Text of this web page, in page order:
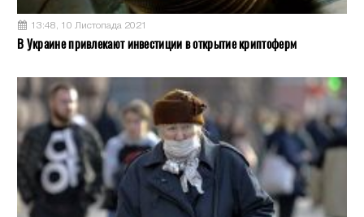
13:48, 10 Листопада 2021
В Украине привлекают инвестиции в открытие криптоферм